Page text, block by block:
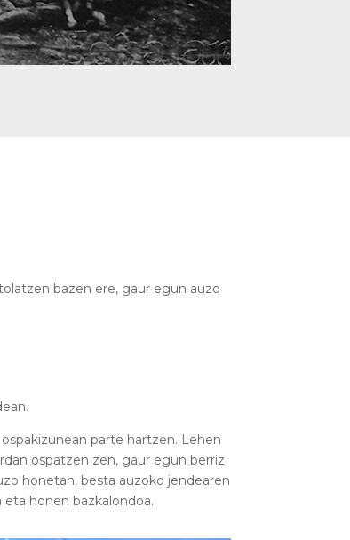
bazen ere, gaur egun auzo
parte hartzen. Lehen
ospatzen zen, gaur egun berriz
honetan, besta auzoko jendearen
honen bazkalondoa.